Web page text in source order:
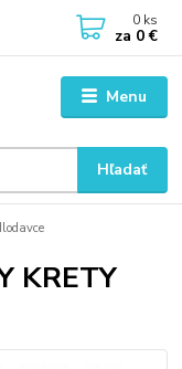
Menu
Hľadať
0 ks
za 0 €
KRETY